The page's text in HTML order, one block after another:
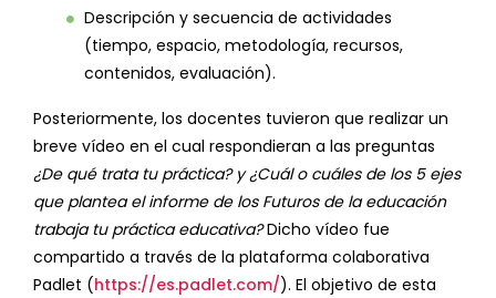
Descripción y secuencia de actividades
(tiempo, espacio, metodología, recursos,
contenidos, evaluación).
Posteriormente, los docentes tuvieron que realizar un
breve vídeo en el cual respondieran a las preguntas
¿De qué trata tu práctica? y ¿Cuál o cuáles de los 5 ejes
que plantea el informe de los Futuros de la educación
trabaja tu práctica educativa?Dicho vídeo fue
compartido a través de la plataforma colaborativa
Padlet (https://es.padlet.com/). El objetivo de esta